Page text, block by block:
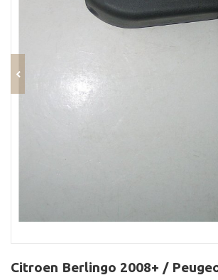
Citroen Berlingo 2008+ /